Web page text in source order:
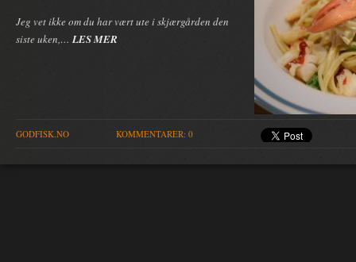
Jeg vet ikke om du har vært ute i skjærgården den
siste uken,… LES MER
GODFISK.NO KOMMENTARER: 0